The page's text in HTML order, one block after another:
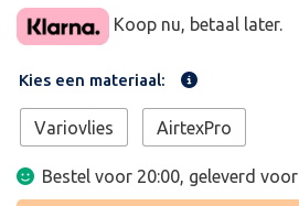
Koop nu, betaal later.
Kies een materiaal:
Variovlies AirtexPro
Bestel voor 20:00, geleverd voor